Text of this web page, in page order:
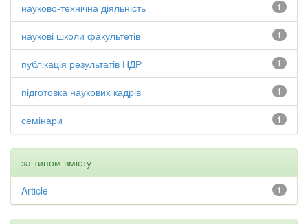
1
науково-технічна діяльність
1
наукові школи факультетів
1
публікація результатів НДР
1
підготовка наукових кадрів
1
семінари
за типом вмісту
1
Article